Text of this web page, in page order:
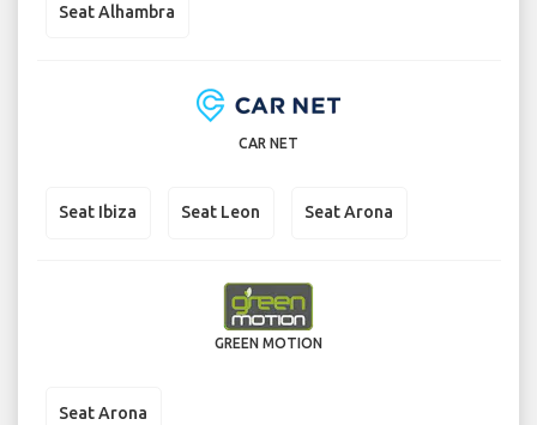
Seat Alhambra
CAR NET
Seat Ibiza Seat Leon Seat Arona
GREEN MOTION
Seat Arona